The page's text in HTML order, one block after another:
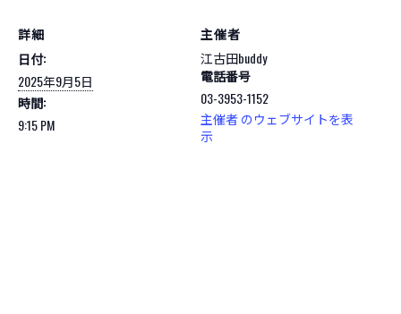
詳細
日付:
2025年9月5日
時間:
9:15 PM
主催者
江古田buddy
電話番号
03-3953-1152
主催者 のウェブサイトを表
示